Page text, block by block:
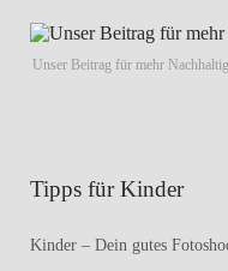
Unser Beitrag für mehr
Tipps für Kinder
Kinder – Dein gutes